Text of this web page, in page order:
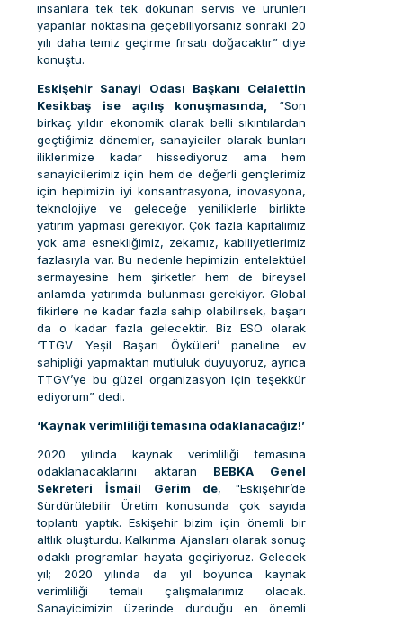
insanlara tek tek dokunan servis ve ürünleri
yapanlar noktasına geçebiliyorsanız sonraki 20
yılı daha temiz geçirme fırsatı doğacaktır” diye
konuştu.
Eskişehir Sanayi Odası Başkanı Celalettin
Kesikbaş ise açılış konuşmasında, “Son
birkaç yıldır ekonomik olarak belli sıkıntılardan
geçtiğimiz dönemler, sanayiciler olarak bunları
iliklerimize kadar hissediyoruz ama hem
sanayicilerimiz için hem de değerli gençlerimiz
için hepimizin iyi konsantrasyona, inovasyona,
teknolojiye ve geleceğe yeniliklerle birlikte
yatırım yapması gerekiyor. Çok fazla kapitalimiz
yok ama esnekliğimiz, zekamız, kabiliyetlerimiz
fazlasıyla var. Bu nedenle hepimizin entelektüel
sermayesine hem şirketler hem de bireysel
anlamda yatırımda bulunması gerekiyor. Global
fikirlere ne kadar fazla sahip olabilirsek, başarı
da o kadar fazla gelecektir. Biz ESO olarak
‘TTGV Yeşil Başarı Öyküleri’ paneline ev
sahipliği yapmaktan mutluluk duyuyoruz, ayrıca
TTGV’ye bu güzel organizasyon için teşekkür
ediyorum” dedi.
‘Kaynak verimliliği temasına odaklanacağız!’
2020 yılında kaynak verimliliği temasına
odaklanacaklarını aktaran BEBKA Genel
Sekreteri İsmail Gerim de, "Eskişehir’de
Sürdürülebilir Üretim konusunda çok sayıda
toplantı yaptık. Eskişehir bizim için önemli bir
altlık oluşturdu. Kalkınma Ajansları olarak sonuç
odaklı programlar hayata geçiriyoruz. Gelecek
yıl; 2020 yılında da yıl boyunca kaynak
verimliliği temalı çalışmalarımız olacak.
Sanayicimizin üzerinde durduğu en önemli